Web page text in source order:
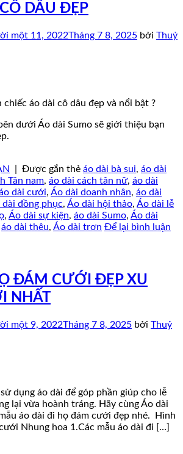
DÂU ĐẸP
một 11, 2022Tháng 7 8, 2025 bởi Thuỷ
chiếc áo dài cô dâu đẹp và nổi bật ?
dưới Áo dài Sumo sẽ giới thiệu bạn
Được gắn thẻ áo dài bà sui, áo dài
Tân nam, áo dài cách tân nữ, áo dài
dài cưới, Áo dài doanh nhân, áo dài
dài đồng phục, Áo dài hội thảo, Áo dài lễ
, Áo dài sự kiện, áo dài Sumo, Áo dài
áo dài thêu, Áo dài trơn Để lại bình luận
ĐÁM CƯỚI ĐẸP XU
NHẤT
một 9, 2022Tháng 7 8, 2025 bởi Thuỷ
dụng áo dài để góp phần giúp cho lễ
lại vừa hoành tráng. Hãy cùng Áo dài
áo dài đi họ đám cưới đẹp nhé. Hình
Nhung hoa 1.Các mẫu áo dài đi […]